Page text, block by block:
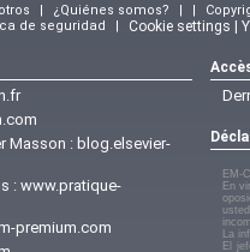
| ¿Quiénes somos? | |
de seguridad | Cookie settings |
Masson : blog.elsevier-
: www.pratique-
premium.com
EM-
En
La
El